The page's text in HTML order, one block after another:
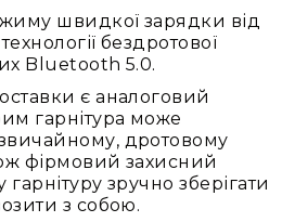
Процесори
та
кросовери
Сплітери,
суматори,
ді-
бокси
Аксесуари
та
швидкої зарядки від
бездротової
Bluetooth 5.0.
є аналоговий
гарнітура може
дротовому
фірмовий захисний
зручно зберігати
з собою.